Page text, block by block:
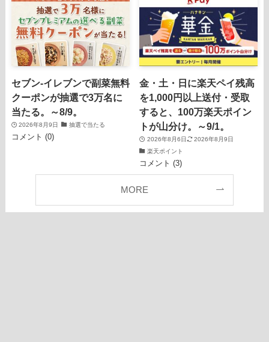
セブン‐イレブンで副菜無料
クーポンが抽選で3万名に
当たる。～8/9。
2026年8月9日 抽選で当たる
コメント (0)
金・土・日に楽天ペイ残高
を1,000円以上送付・受取
すると、100万楽天ポイン
トが山分け。～9/1。
2026年8月6日
2026年8月9日
楽天ポイント
コメント (3)
MORE